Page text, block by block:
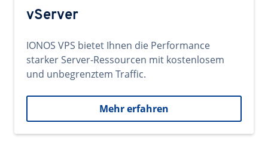
vServer
IONOS VPS bietet Ihnen die Performance
starker Server-Ressourcen mit kostenlosem
und unbegrenztem Traffic.
Mehr erfahren